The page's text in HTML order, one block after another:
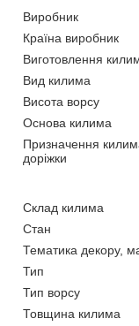
Виробник
Країна виробник
Виготовлення
Вид килима
Висота ворсу
Основа килима
Призначення
доріжки
Склад килима
Стан
Тематика декору,
Тип
Тип ворсу
Товщина килима